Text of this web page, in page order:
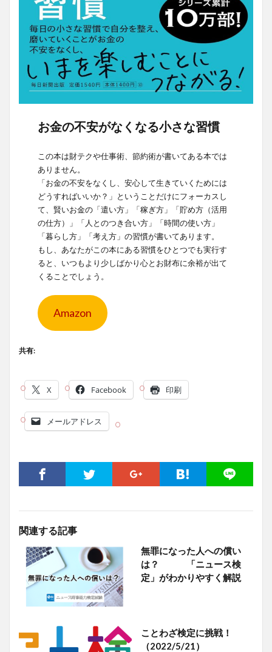
お金の不安がなくなる小さな習慣
この本は財テクや仕事術、節約術が書いてある本では
ありません。
「お金の不安をなくし、安心して生きていくためには
どうすればいいか？」ということだけにフォーカスし
て、賢いお金の「遣い方」「稼ぎ方」「貯め方（活用
の仕方）」「人とのつき合い方」「時間の使い方」
「暮らし方」「考え方」の習慣が書いてあります。
もし、あなたがこの本にある習慣をひとつでも実行す
ると、いつもより少しばかり心とお財布に余裕が出て
くることでしょう。
Amazon
共有:
X Facebook 印刷
メールアドレス
関連する記事
無罪になった人への償い
は？ 「ニュース検
定」がわかりやすく解説
ことわざ検定に挑戦！
（2022/5/21）